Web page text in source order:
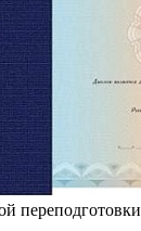
переподготовки